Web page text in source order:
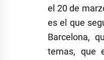
el 20 de
es el que
Barcelona,
temas, que